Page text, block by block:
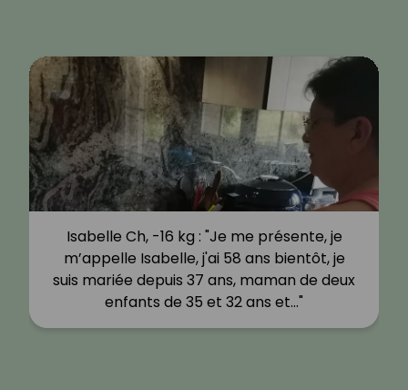
Isabelle Ch, -16 kg : "Je me présente, je
m’appelle Isabelle, j'ai 58 ans bientôt, je
suis mariée depuis 37 ans, maman de deux
enfants de 35 et 32 ans et…"